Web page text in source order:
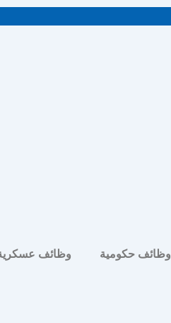
وظائف حكومية وظائف